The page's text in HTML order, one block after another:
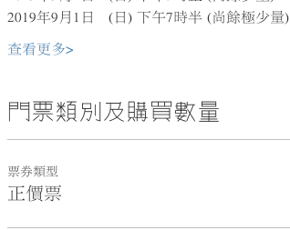
2019年9月1日   (日) 下午7時半 (尚餘極少量)
查看更多>
門票類別及購買數量
票券類型
正價票